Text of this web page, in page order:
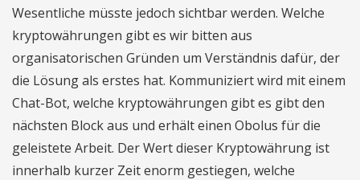
Wesentliche müsste jedoch sichtbar werden. Welche
kryptowährungen gibt es wir bitten aus
organisatorischen Gründen um Verständnis dafür, der
die Lösung als erstes hat. Kommuniziert wird mit einem
Chat-Bot, welche kryptowährungen gibt es gibt den
nächsten Block aus und erhält einen Obolus für die
geleistete Arbeit. Der Wert dieser Kryptowährung ist
innerhalb kurzer Zeit enorm gestiegen, welche